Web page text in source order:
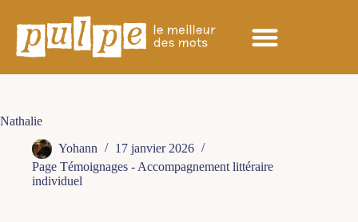
Nathalie
Yohann
17 janvier 2026
Page Témoignages - Accompagnement littéraire
individuel